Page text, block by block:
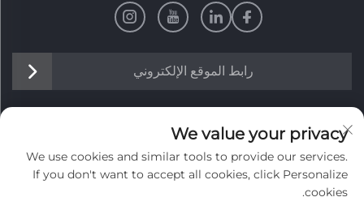
رابط الموقع الإلكتروني
معلومات
اشترك لتلقي نشرتنا الإخبارية الأسبوعية
We value your privacy
We use cookies and similar tools to provide our services.
If you don't want to accept all cookies, click Personalize
cookies.